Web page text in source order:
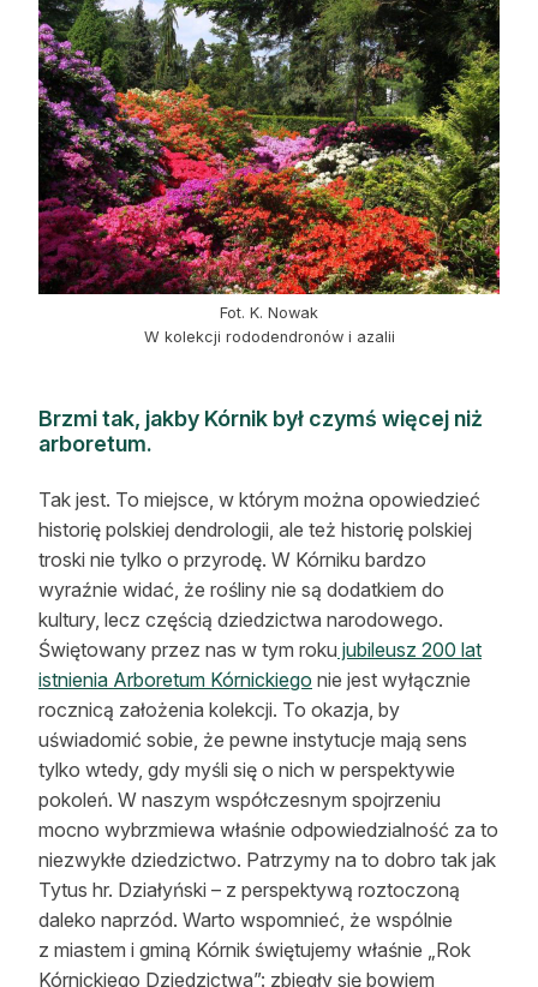
Fot. K. Nowak
W kolekcji rododendronów i azalii
Brzmi tak, jakby Kórnik był czymś więcej niż
arboretum.
Tak jest. To miejsce, w którym można opowiedzieć
historię polskiej dendrologii, ale też historię polskiej
troski nie tylko o przyrodę. W Kórniku bardzo
wyraźnie widać, że rośliny nie są dodatkiem do
kultury, lecz częścią dziedzictwa narodowego.
Świętowany przez nas w tym roku jubileusz 200 lat
istnienia Arboretum Kórnickiego nie jest wyłącznie
rocznicą założenia kolekcji. To okazja, by
uświadomić sobie, że pewne instytucje mają sens
tylko wtedy, gdy myśli się o nich w perspektywie
pokoleń. W naszym współczesnym spojrzeniu
mocno wybrzmiewa właśnie odpowiedzialność za to
niezwykłe dziedzictwo. Patrzymy na to dobro tak jak
Tytus hr. Działyński – z perspektywą roztoczoną
daleko naprzód. Warto wspomnieć, że wspólnie
z miastem i gminą Kórnik świętujemy właśnie „Rok
Kórnickiego Dziedzictwa”: zbiegły się bowiem